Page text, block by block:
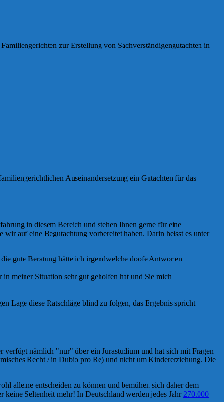
zur Erstellung von Sachverständigengutachten in
Auseinandersetzung ein Gutachten für das
in diesem Bereich und stehen Ihnen gerne für eine
wir auf eine Begutachtung vorbereitet haben. Darin heisst es unter
gute Beratung hätte ich irgendwelche doofe Antworten
meiner Situation sehr gut geholfen hat und Sie mich
Lage diese Ratschläge blind zu folgen, das Ergebnis spricht
verfügt nämlich "nur" über ein Jurastudium und hat sich mit Fragen
Recht / in Dubio pro Re) und nicht um Kindererziehung. Die
alleine entscheiden zu können und bemühen sich daher dem
keine Seltenheit mehr! In Deutschland werden jedes Jahr 270.000